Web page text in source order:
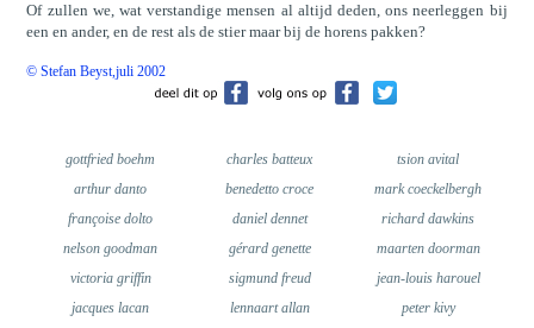
Of zullen we, wat verstandige mensen al altijd deden, ons neerleggen bij
een en ander, en de rest als de stier maar bij de horens pakken?
© Stefan Beyst,juli 2002
tsion avital
charles batteux
gottfried boehm
mark coeckelbergh
benedetto croce
arthur danto
richard dawkins
daniel dennet
françoise dolto
maarten doorman
gérard genette
nelson goodman
jean-louis harouel
sigmund freud
victoria griffin
peter kivy
lennaart allan
jacques lacan